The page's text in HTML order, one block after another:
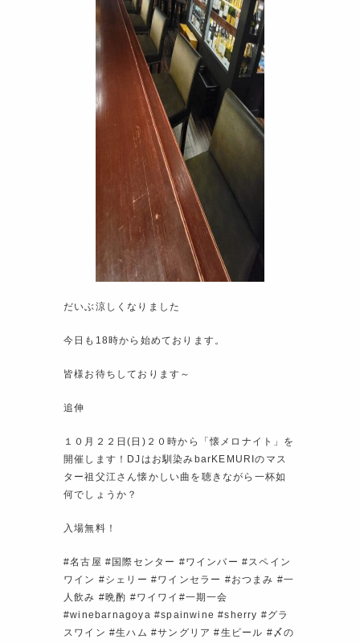
だいぶ涼しくなりました
今日も18時から始めております。
皆様お待ちしております～
追伸
１０月２２日(日)２０時から「懐メロナイト」を
開催します！DJはお馴染みbarKEMURIのマス
ター祖父江さん懐かしい曲を聴きながら一杯如
何でしょうか？
入場無料！
#名古屋 #国際センター #ワインバー #スペイン
ワイン #シェリー #ワインセラー #おつまみ #一
人飲み #晩酌 #ワイワイ#一期一会
#winebarnagoya #spainwine #sherry #グラ
スワイン #生ハム #サングリア #生ビール #〆の